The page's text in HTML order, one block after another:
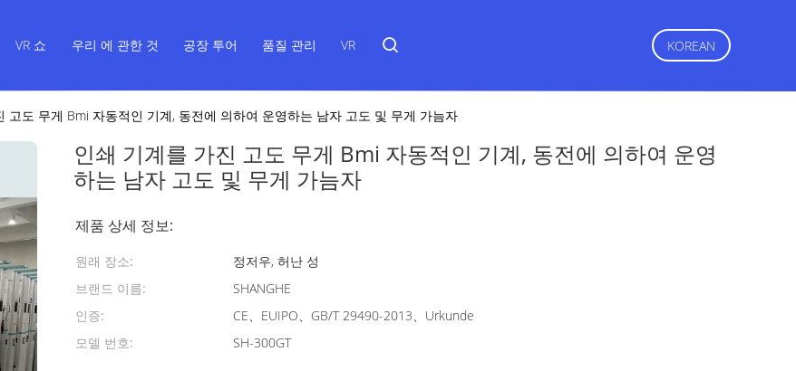
VR 쇼 우리 에 관한 것 공장 투어 품질 관리 VR KOREAN
고도 무게 Bmi 자동적인 기계, 동전에 의하여 운영하는 남자 고도 및 무게 가늠자
인쇄 기계를 가진 고도 무게 Bmi 자동적인 기계, 동전에 의하여 운영
하는 남자 고도 및 무게 가늠자
제품 상세 정보:
원래 장소:
정저우, 허난 성
브랜드 이름:
SHANGHE
인증:
CE、EUIPO、GB/T 29490-2013、Urkunde
모델 번호:
SH-300GT